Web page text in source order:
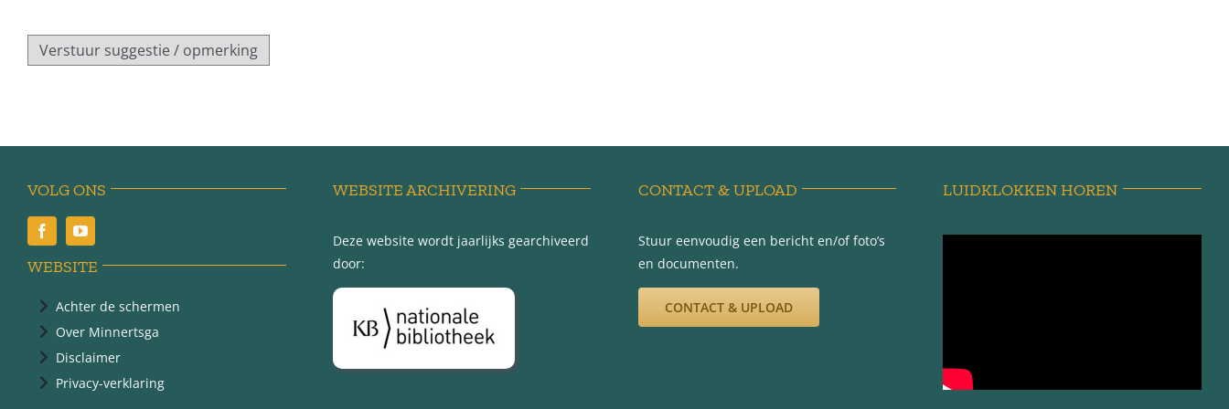
VOLG ONS
WEBSITE
Achter de schermen
Over Minnertsga
Disclaimer
Privacy-verklaring
WEBSITE ARCHIVERING
Deze website wordt jaarlijks gearchiveerd
door:
CONTACT & UPLOAD
Stuur eenvoudig een bericht en/of foto’s
en documenten.
CONTACT & UPLOAD
LUIDKLOKKEN HOREN